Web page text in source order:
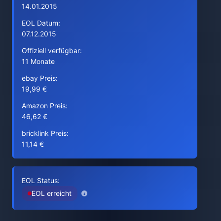
14.01.2015
EOL Datum:
07.12.2015
Offiziell verfügbar:
11 Monate
ebay Preis:
19,99 €
Amazon Preis:
46,62 €
bricklink Preis:
11,14 €
EOL Status:
EOL erreicht